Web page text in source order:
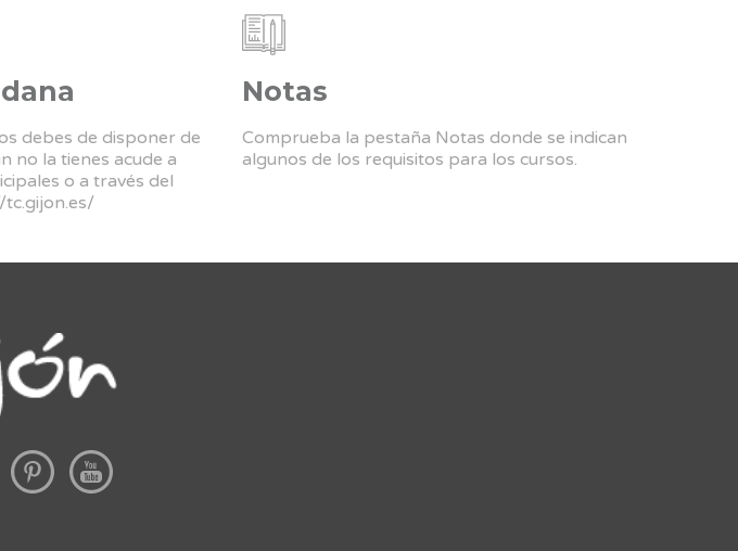
debes de disponer de
no la tienes acude a
o a través del
Notas
Comprueba la pestaña Notas donde se indican
algunos de los requisitos para los cursos.